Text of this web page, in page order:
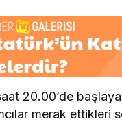
20.00’de
merak ettikleri